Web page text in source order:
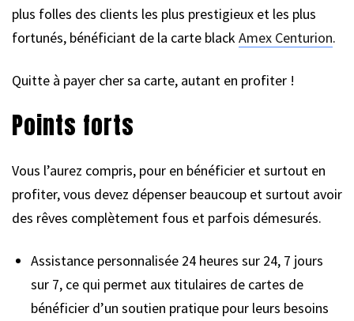
plus folles des clients les plus prestigieux et les plus
fortunés, bénéficiant de la carte blackAmex Centurion.
Quitte à payer cher sa carte, autant en profiter !
Points forts
Vous l’aurez compris, pour en bénéficier et surtout en
profiter, vous devez dépenser beaucoup et surtout avoir
des rêves complètement fous et parfois démesurés.
Assistance personnalisée 24 heures sur 24, 7 jours
sur 7, ce qui permet aux titulaires de cartes de
bénéficier d’un soutien pratique pour leurs besoins